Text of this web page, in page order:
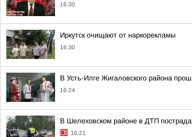
16:30
Иркутск очищают от наркорекламы
16:30
В Усть-Илге Жигаловского района
16:24
В Шелеховском районе в ДТП
16:21